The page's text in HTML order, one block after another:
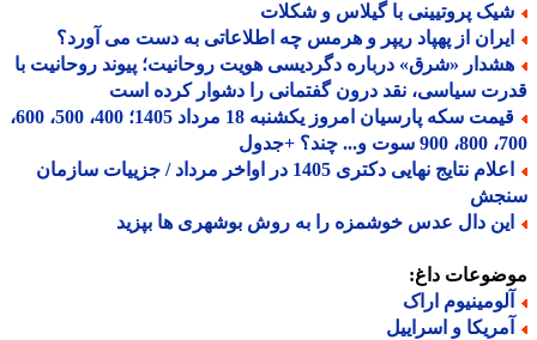
پروتیینی با گیلاس و شکلات
از پهپاد ریپر و هرمس چه اطلاعاتی به دست می آورد؟
«شرق» درباره دگردیسی هویت روحانیت؛ پیوند روحانیت با
سیاسی، نقد درون گفتمانی را دشوار کرده است
قیمت سکه پارسیان امروز یکشنبه 18 مرداد 1405؛ 400، 500، 600،
اعلام نتایج نهایی دکتری 1405 در اواخر مرداد / جزییات سازمان
دال عدس خوشمزه را به روش بوشهری ها بپزید
داغ:
اراک
و اسراییل